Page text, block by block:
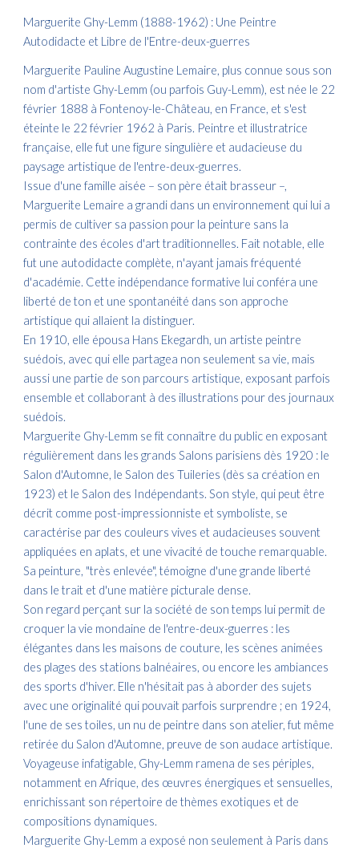
Marguerite Ghy-Lemm (1888-1962) : Une Peintre
Autodidacte et Libre de l'Entre-deux-guerres
Marguerite Pauline Augustine Lemaire, plus connue sous son
nom d'artiste Ghy-Lemm (ou parfois Guy-Lemm), est née le 22
février 1888 à Fontenoy-le-Château, en France, et s'est
éteinte le 22 février 1962 à Paris. Peintre et illustratrice
française, elle fut une figure singulière et audacieuse du
paysage artistique de l'entre-deux-guerres.
Issue d'une famille aisée – son père était brasseur –,
Marguerite Lemaire a grandi dans un environnement qui lui a
permis de cultiver sa passion pour la peinture sans la
contrainte des écoles d'art traditionnelles. Fait notable, elle
fut une autodidacte complète, n'ayant jamais fréquenté
d'académie. Cette indépendance formative lui conféra une
liberté de ton et une spontanéité dans son approche
artistique qui allaient la distinguer.
En 1910, elle épousa Hans Ekegardh, un artiste peintre
suédois, avec qui elle partagea non seulement sa vie, mais
aussi une partie de son parcours artistique, exposant parfois
ensemble et collaborant à des illustrations pour des journaux
suédois.
Marguerite Ghy-Lemm se fit connaître du public en exposant
régulièrement dans les grands Salons parisiens dès 1920 : le
Salon d'Automne, le Salon des Tuileries (dès sa création en
1923) et le Salon des Indépendants. Son style, qui peut être
décrit comme post-impressionniste et symboliste, se
caractérise par des couleurs vives et audacieuses souvent
appliquées en aplats, et une vivacité de touche remarquable.
Sa peinture, "très enlevée", témoigne d'une grande liberté
dans le trait et d'une matière picturale dense.
Son regard perçant sur la société de son temps lui permit de
croquer la vie mondaine de l'entre-deux-guerres : les
élégantes dans les maisons de couture, les scènes animées
des plages des stations balnéaires, ou encore les ambiances
des sports d'hiver. Elle n'hésitait pas à aborder des sujets
avec une originalité qui pouvait parfois surprendre ; en 1924,
l'une de ses toiles, un nu de peintre dans son atelier, fut même
retirée du Salon d'Automne, preuve de son audace artistique.
Voyageuse infatigable, Ghy-Lemm ramena de ses périples,
notamment en Afrique, des œuvres énergiques et sensuelles,
enrichissant son répertoire de thèmes exotiques et de
compositions dynamiques.
Marguerite Ghy-Lemm a exposé non seulement à Paris dans